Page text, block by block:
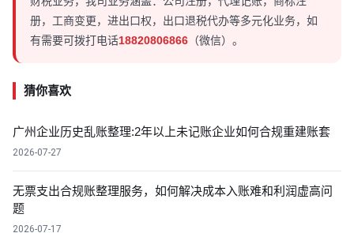
册，工商变更，进出口权，出口退税代办等多元化业务，如
有需要可拨打电话18820806866 （微信）。
猜你喜欢
广州企业历史乱账整理:2年以上未记账企业如何合规重建账套
2026-07-27
无票支出合规账整理服务，如何解决成本入账难和利润虚高问
题
2026-07-17